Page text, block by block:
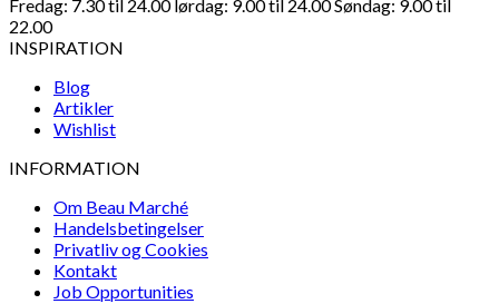
Fredag: 7.30 til 24.00 lørdag: 9.00 til 24.00 Søndag: 9.00 til
22.00
INSPIRATION
Blog
Artikler
Wishlist
INFORMATION
Om Beau Marché
Handelsbetingelser
Privatliv og Cookies
Kontakt
Job Opportunities